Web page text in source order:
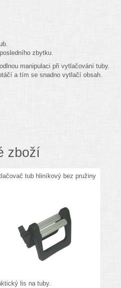
zbytku.
manipulaci při vytlačování tuby.
a tím se snadno vytlačí obsah.
zboží
tub hliníkový bez pružiny
lis na tuby.